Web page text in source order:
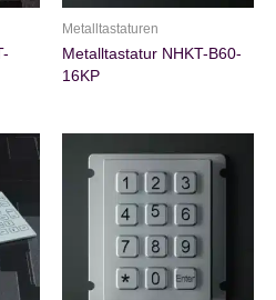
Metalltastaturen
Metalltastatur NHKT-B60-
16KP